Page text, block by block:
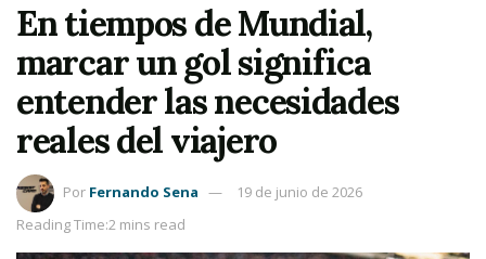
En tiempos de Mundial,
marcar un gol significa
entender las necesidades
reales del viajero
Por Fernando Sena
19 de junio de 2026
Reading Time:2 mins read